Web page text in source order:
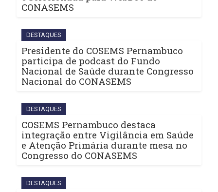
CONASEMS
DESTAQUES
Presidente do COSEMS Pernambuco
participa de podcast do Fundo
Nacional de Saúde durante Congresso
Nacional do CONASEMS
DESTAQUES
COSEMS Pernambuco destaca
integração entre Vigilância em Saúde
e Atenção Primária durante mesa no
Congresso do CONASEMS
DESTAQUES